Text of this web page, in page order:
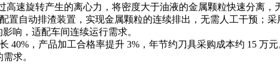
速旋转产生的离心力，将密度大于油液的金属颗粒快速分离，
置自动排渣装置，实现金属颗粒的连续排出，无需人工干预；
响，适配车间连续运行需求。
40%，产品加工合格率提升 3%，年节约刀具采购成本约 15 万
求。